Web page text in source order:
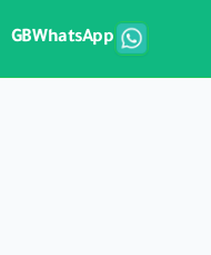
GBWhatsApp